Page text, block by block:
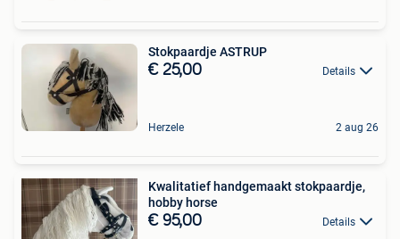
Stokpaardje ASTRUP
€ 25,00 Details
Herzele 2 aug 26
Kwalitatief handgemaakt stokpaardje,
hobby horse
€ 95,00 Details